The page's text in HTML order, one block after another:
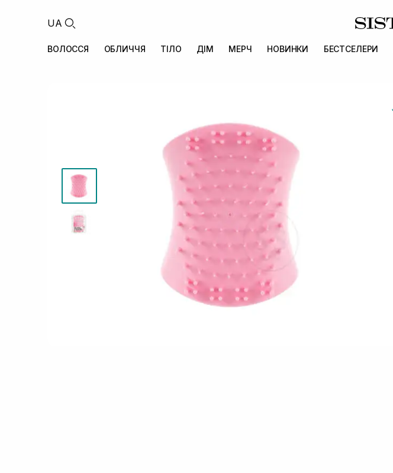
UA
ВОЛОССЯ ОБЛИЧЧЯ ТІЛО ДІМ МЕРЧ НОВИНКИ БЕСТСЕЛЕРИ